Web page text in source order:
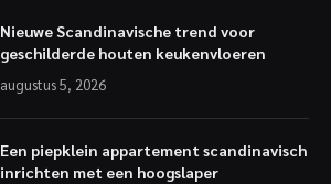
Nieuwe Scandinavische trend voor
geschilderde houten keukenvloeren
augustus 5, 2026
Een piepklein appartement scandinavisch
inrichten met een hoogslaper